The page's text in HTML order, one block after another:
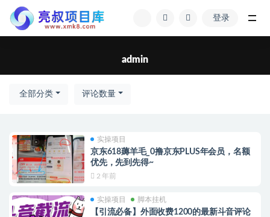
登录
admin
全部分类 评论数量
实操项目
京东618薅羊毛_0撸京东PLUS年会员，名额
优先，先到先得~
2 年前
实操项目 脚本挂机
【引流必备】外面收费1200的最新斗音评论